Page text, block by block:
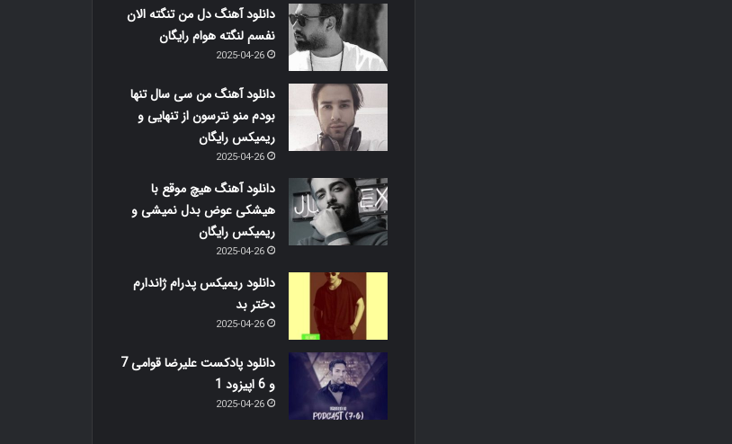
دانلود آهنگ دل من تنگته الان
نفسم لنگته هوام رایگان
2025-04-26
دانلود آهنگ من سی سال تنها
بودم منو نترسون از تنهایی و
ریمیکس رایگان
2025-04-26
دانلود آهنگ هیچ موقع با
هیشکی عوض بدل نمیشی و
ریمیکس رایگان
2025-04-26
دانلود ریمیکس پدرام ژاندارم
دختر بد
2025-04-26
دانلود پادکست علیرضا قوامی 7
و 6 اپیزود 1
2025-04-26